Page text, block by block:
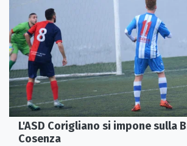
L'ASD Corigliano si impone sulla
Cosenza